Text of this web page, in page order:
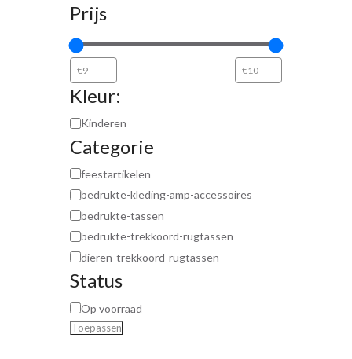
Prijs
Kleur:
Kinderen
Categorie
feestartikelen
bedrukte-kleding-amp-accessoires
bedrukte-tassen
bedrukte-trekkoord-rugtassen
dieren-trekkoord-rugtassen
Status
Op voorraad
Toepassen